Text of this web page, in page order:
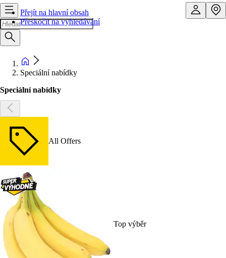
Přejít na hlavní obsah
Přeskočit na vyhledávání
Speciální nabídky
Speciální nabídky
All Offers
Top výběr